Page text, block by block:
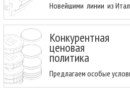
Новейшими линии из
Конкурентная
ценовая
политика
Предлагаем особые